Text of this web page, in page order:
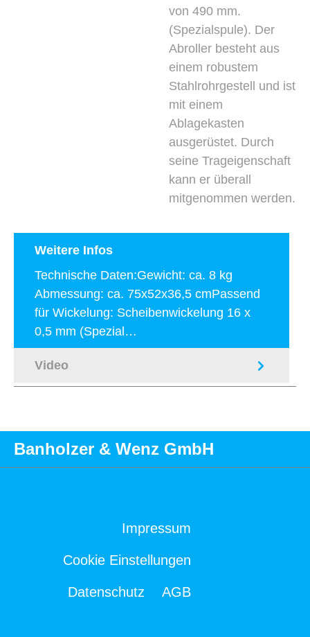
von 490 mm.
(Spezialspule). Der
Abroller besteht aus
einem robustem
Stahlrohrgestell und ist
mit einem
Ablagekasten
ausgerüstet. Durch
seine Trageigenschaft
kann er überall
mitgenommen werden.
Weitere Infos
Technische Daten:Gewicht: ca. 8 kg
Abmessung: ca. 75x52x36,5 cmPassend
für Wickelung: Scheibenwickelung 16 x
0,5 mm (Spezial…
Video
Banholzer & Wenz GmbH
Impressum
Cookie Einstellungen
Datenschutz AGB